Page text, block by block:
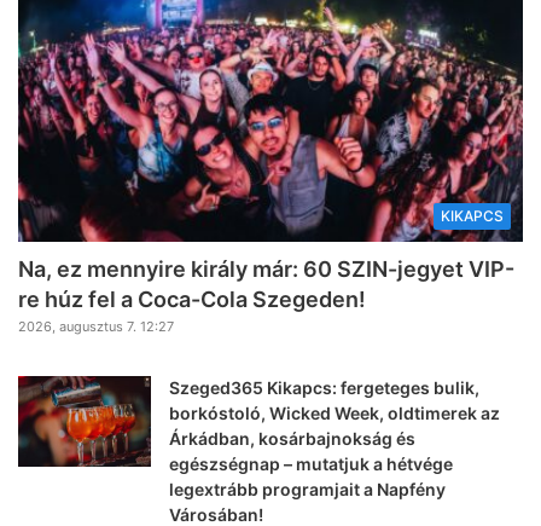
KIKAPCS
Na, ez mennyire király már: 60 SZIN-jegyet VIP-
re húz fel a Coca-Cola Szegeden!
2026, augusztus 7. 12:27
Szeged365 Kikapcs: fergeteges bulik,
borkóstoló, Wicked Week, oldtimerek az
Árkádban, kosárbajnokság és
egészségnap – mutatjuk a hétvége
legextrább programjait a Napfény
Városában!